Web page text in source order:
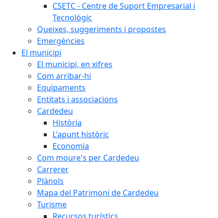
CSETC - Centre de Suport Empresarial i
Tecnològic
Queixes, suggeriments i propostes
Emergències
El municipi
El municipi, en xifres
Com arribar-hi
Equipaments
Entitats i associacions
Cardedeu
Història
L'apunt històric
Economia
Com moure's per Cardedeu
Carrerer
Plànols
Mapa del Patrimoni de Cardedeu
Turisme